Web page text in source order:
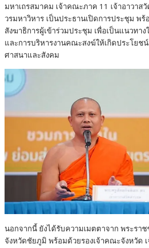
มหาเถรสมาคม เจ้าคณะภาค 11 เจ้าอาวาส
วรมหาวิหาร เป็นประธานเปิดการประชุม พ
สังฆาธิการผู้เข้าร่วมประชุม เพื่อเป็นแนวทา
และการบริหารงานคณะสงฆ์ให้เกิดประโยช
ศาสนาและสังคม
นอกจากนี้ ยังได้รับความเมตตาจาก พระรา
จังหวัดชัยภูมิ พร้อมด้วยรองเจ้าคณะจังหวัด เ